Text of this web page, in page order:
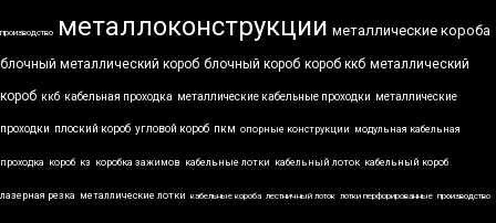
производство металлоконструкции металлические короба
блочный металлический короб блочный короб короб ккб металлический
короб ккб кабельная проходка металлические кабельные проходки металлические
проходки плоский короб угловой короб пкм опорные конструкции модульная кабельная
проходка короб кз коробка зажимов кабельные лотки кабельный лоток кабельный короб
лазерная резка металлические лотки кабельные короба лестничный лоток лотки перфорированные производство